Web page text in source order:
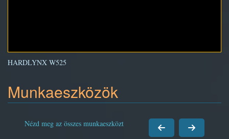
HARDLYNX W525
Munkaeszközök
Nézd meg az összes munkaeszközt